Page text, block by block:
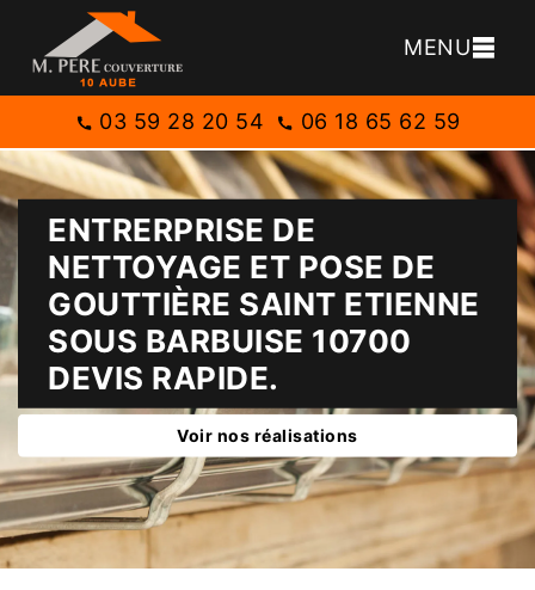
MENU
03 59 28 20 54 06 18 65 62 59
ENTRERPRISE DE
NETTOYAGE ET POSE DE
GOUTTIÈRE SAINT ETIENNE
SOUS BARBUISE 10700
DEVIS RAPIDE.
Voir nos réalisations